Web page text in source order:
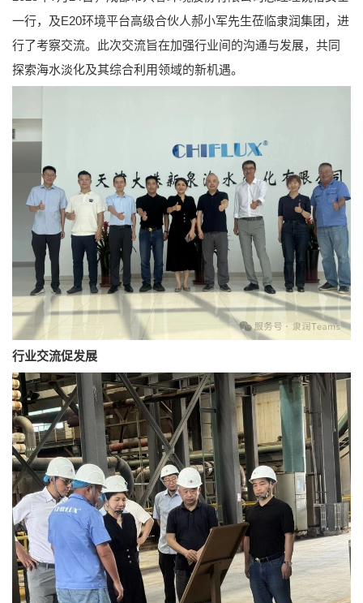
一行，及E20环境平台高级合伙人郝小军先生莅临隶润集团，进
行了考察交流。此次交流旨在加强行业间的沟通与发展，共同
探索海水淡化及其综合利用领域的新机遇。
行业交流促发展